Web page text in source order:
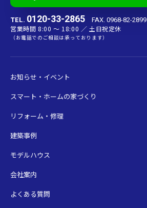
TEL. 0120-33-2865 FAX. 0968-82-2899
営業時間 8:00 〜 18:00 ／ 土日祝定休
（お電話でのご相談は承っております）
お知らせ・イベント
スマート・ホームの家づくり
リフォーム・修理
建築事例
モデルハウス
会社案内
よくある質問